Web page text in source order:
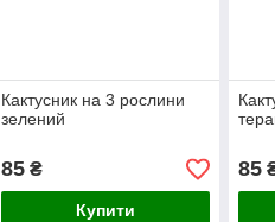
Кактусник на 3 рослини
зелений
85₴
Купити
85